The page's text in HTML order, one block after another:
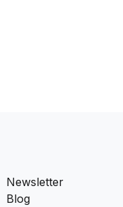
Newsletter
Blog